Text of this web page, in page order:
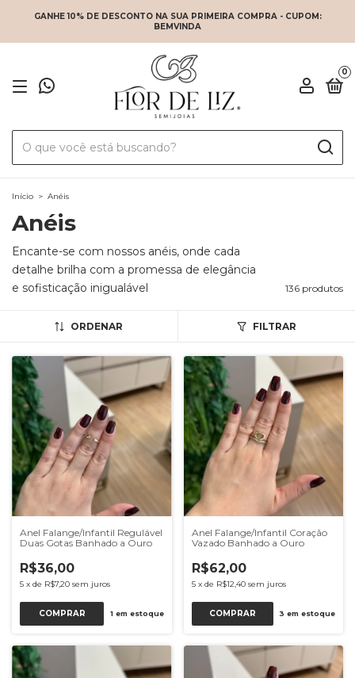
GANHE 10% DE DESCONTO NA SUA PRIMEIRA COMPRA - CUPOM:
BEMVINDA
0
Início > Anéis
Anéis
Encante-se com nossos anéis, onde cada
detalhe brilha com a promessa de elegância
e sofisticação inigualável
136 produtos
ORDENAR FILTRAR
Anel Falange/Infantil Regulável
Duas Gotas Banhado a Ouro
R$36,00
5 x de R$7,20 sem juros
1em estoque
Anel Falange/Infantil Coração
Vazado Banhado a Ouro
R$62,00
5 x de R$12,40 sem juros
COMPRAR 3 em estoque